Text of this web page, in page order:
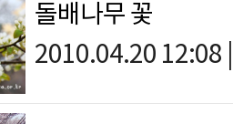
돌배나무 꽃
2010.04.20 12:08